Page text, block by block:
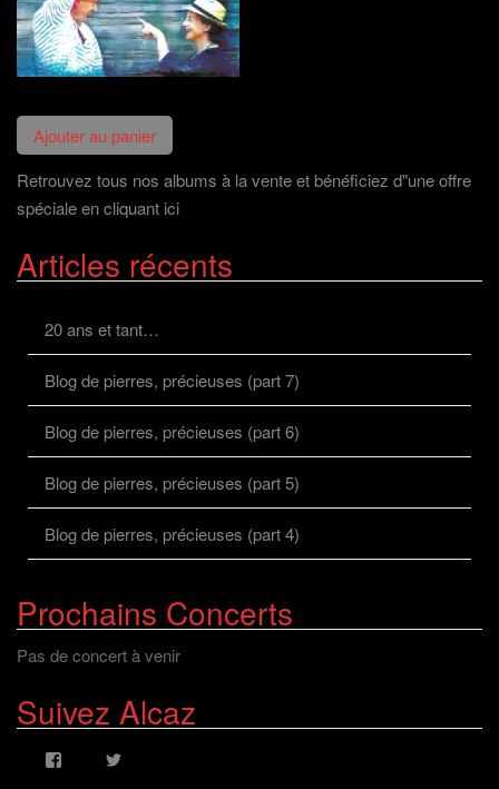
Retrouvez tous nos albums à la vente et bénéficiez d"une offre
spéciale en cliquant ici
Articles récents
20 ans et tant…
Blog de pierres, précieuses (part 7)
Blog de pierres, précieuses (part 6)
Blog de pierres, précieuses (part 5)
Blog de pierres, précieuses (part 4)
Prochains Concerts
Pas de concert à venir
Suivez Alcaz
Voir